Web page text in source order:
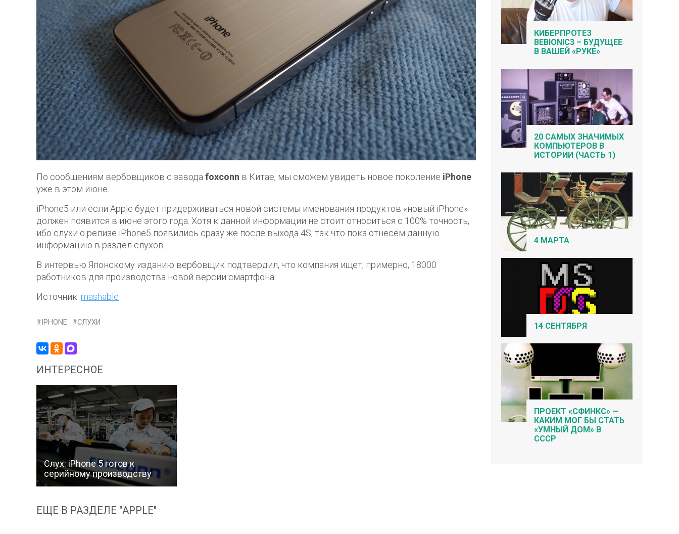
По сообщениям вербовщиков с завода foxconn в Китае, мы сможем увидеть новое поколение iPhone
уже в этом июне.
iPhone5 или если Apple будет придерживаться новой системы именования продуктов «новый iPhone»
должен появится в июне этого года. Хотя к данной информации не стоит относиться с 100% точность,
ибо слухи о релизе iPhone5 появились сразу же после выхода 4S, так что пока отнесём данную
информацию в раздел слухов.
В интервью Японскому изданию вербовщик подтвердил, что компания ищет, примерно, 18000
работников для производства новой версии смартфона.
Источник: mashable
IPHONE СЛУХИ
ИНТЕРЕСНОЕ
Слух: iPhone 5 готов к
серийному производству
ЕЩЕ В РАЗДЕЛЕ "APPLE"
КИБЕРПРОТЕЗ
BEBIONIC3 – БУДУЩЕЕ
В ВАШЕЙ «РУКЕ»
20 САМЫХ ЗНАЧИМЫХ
КОМПЬЮТЕРОВ В
ИСТОРИИ (ЧАСТЬ 1)
4 МАРТА
14 СЕНТЯБРЯ
ПРОЕКТ «СФИНКС» —
КАКИМ МОГ БЫ СТАТЬ
«УМНЫЙ ДОМ» В
СССР